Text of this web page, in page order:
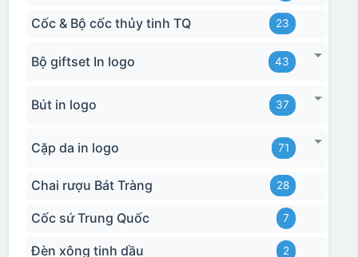
Cốc & Bộ cốc thủy tinh TQ 23
Bộ giftset In logo 43
Bút in logo 37
Cặp da in logo 71
Chai rượu Bát Tràng 28
Cốc sứ Trung Quốc 7
Đèn xông tinh dầu 2